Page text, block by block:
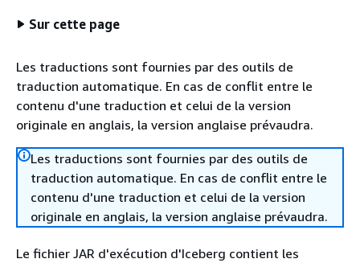
Sur cette page
Les traductions sont fournies par des outils de
traduction automatique. En cas de conflit entre le
contenu d'une traduction et celui de la version
originale en anglais, la version anglaise prévaudra.
Les traductions sont fournies par des outils de
traduction automatique. En cas de conflit entre le
contenu d'une traduction et celui de la version
originale en anglais, la version anglaise prévaudra.
Le fichier JAR d'exécution d'Iceberg contient les